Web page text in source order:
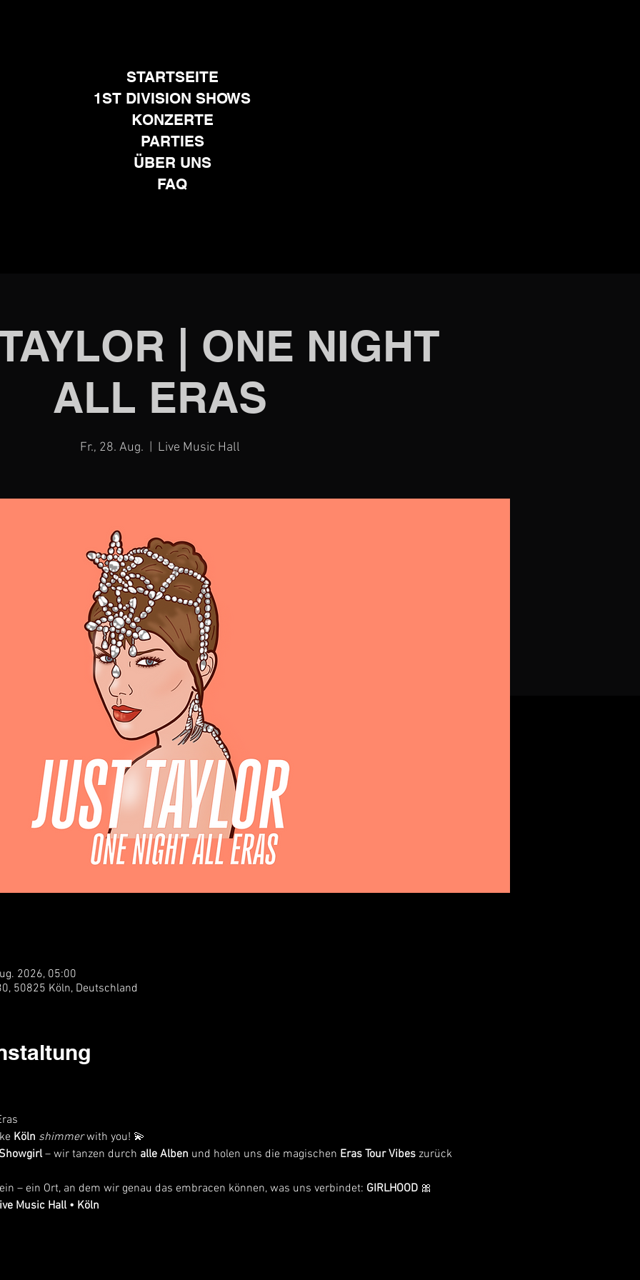
STARTSEITE
1ST DIVISION SHOWS
KONZERTE
PARTIES
ÜBER UNS
FAQ
| ONE NIGHT
ALL ERAS
Fr., 28. Aug. Live Music Hall
2026, 05:00
50825 Köln, Deutschland
Köln shimmer with you! 💫
– wir tanzen durch alle Alben und holen uns die magischen Eras Tour Vibes zurück
– ein Ort, an dem wir genau das embracen können, was uns verbindet: GIRLHOOD 🎀
Music Hall • Köln